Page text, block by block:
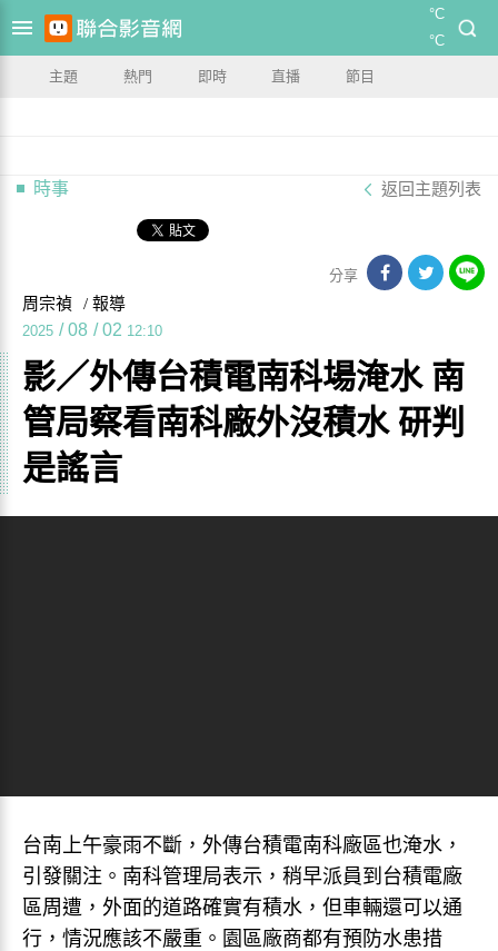
°C
°C
主題 熱門 即時 直播 節目
時事 返回主題列表
分享
周宗禎 / 報導
2025 / 08 / 02 12:10
影／外傳台積電南科場淹水 南
管局察看南科廠外沒積水 研判
是謠言
台南上午豪雨不斷，外傳台積電南科廠區也淹水，
引發關注。南科管理局表示，稍早派員到台積電廠
區周遭，外面的道路確實有積水，但車輛還可以通
行，情況應該不嚴重。園區廠商都有預防水患措